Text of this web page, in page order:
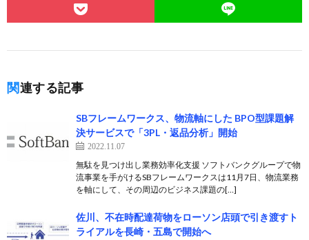
関連する記事
SBフレームワークス、物流軸にした BPO型課題解
決サービスで「3PL・返品分析」開始
2022.11.07
無駄を見つけ出し業務効率化支援 ソフトバンクグループで物
流事業を手がけるSBフレームワークスは11月7日、物流業務
を軸にして、その周辺のビジネス課題の[…]
佐川、不在時配達荷物をローソン店頭で引き渡すト
ライアルを長崎・五島で開始へ